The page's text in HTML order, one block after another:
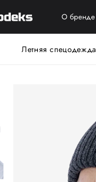
О бренде
Летняя спецодежда